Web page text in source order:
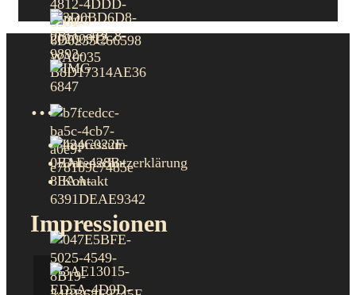
…
Impressum
Datenschutzerklärung
Kontakt
Impressionen